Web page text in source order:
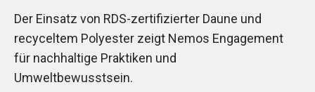
Der Einsatz von RDS-zertifizierter Daune und
recyceltem Polyester zeigt Nemos Engagement
für nachhaltige Praktiken und
Umweltbewusstsein.